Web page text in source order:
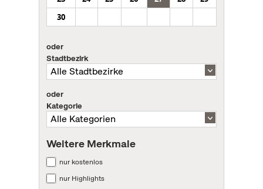
30
oder
Stadtbezirk
oder
Kategorie
Weitere Merkmale
nur kostenlos
nur Highlights